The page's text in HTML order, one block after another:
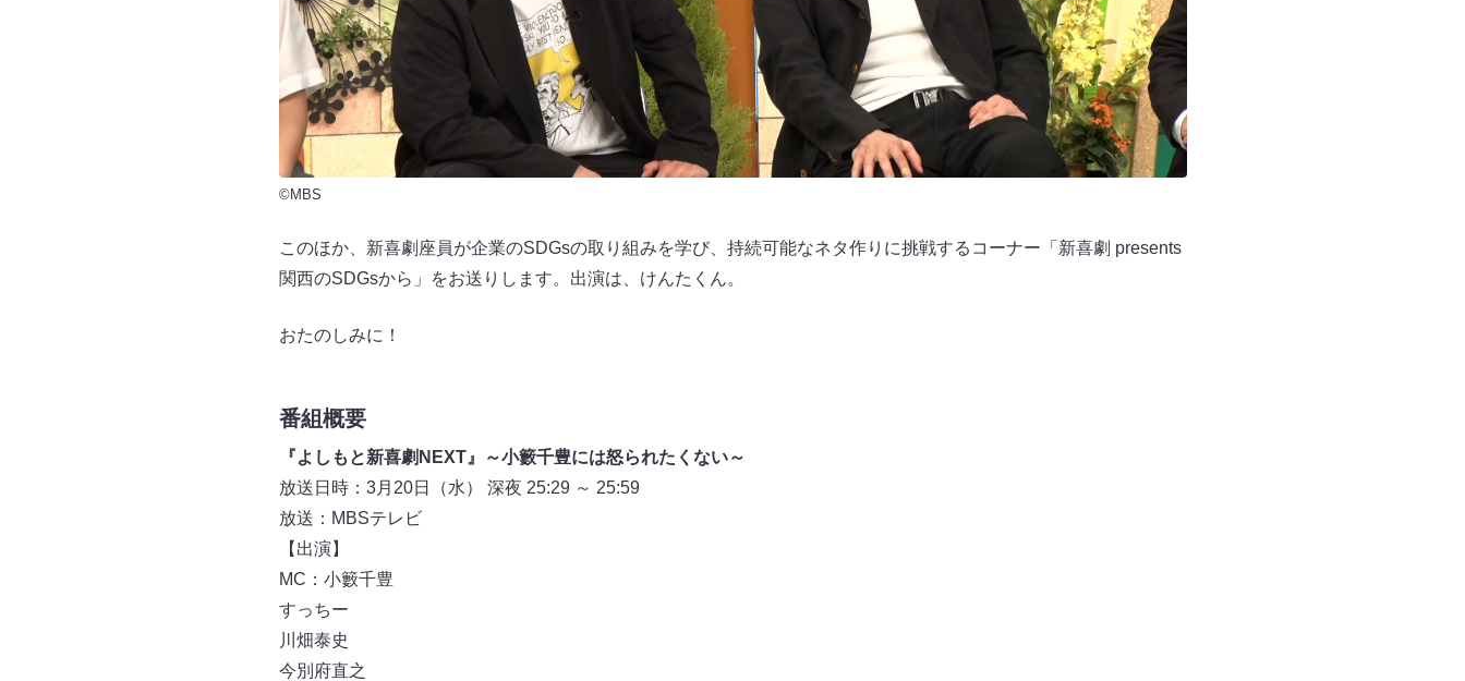
©MBS
このほか、新喜劇座員が企業のSDGsの取り組みを学び、持続可能なネタ作りに挑戦するコーナー「新喜劇 presents
関西のSDGsから」をお送りします。出演は、けんたくん。
おたのしみに！
番組概要
『よしもと新喜劇NEXT』～小籔千豊には怒られたくない～
放送日時：3月20日（水） 深夜 25:29 ～ 25:59
放送：MBSテレビ
【出演】
MC：小籔千豊
すっちー
川畑泰史
今別府直之